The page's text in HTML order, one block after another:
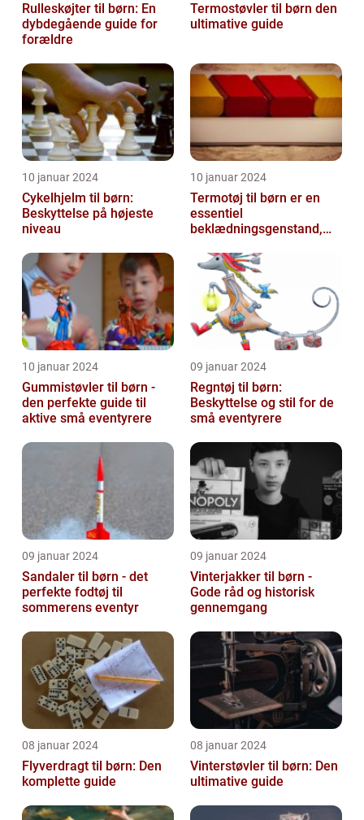
Rulleskøjter til børn: En
dybdegående guide for
forældre
Termostøvler til børn den
ultimative guide
10 januar 2024
Cykelhjelm til børn:
Beskyttelse på højeste
niveau
10 januar 2024
Termotøj til børn er en
essentiel
beklædningsgenstand,
de små varme og besk...
10 januar 2024
Gummistøvler til børn -
den perfekte guide til
aktive små eventyrere
09 januar 2024
Regntøj til børn:
Beskyttelse og stil for de
små eventyrere
09 januar 2024
Sandaler til børn - det
perfekte fodtøj til
sommerens eventyr
09 januar 2024
Vinterjakker til børn -
Gode råd og historisk
gennemgang
08 januar 2024
Flyverdragt til børn: Den
komplette guide
08 januar 2024
Vinterstøvler til børn: Den
ultimative guide